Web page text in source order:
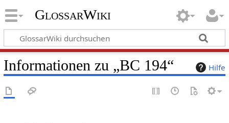
GlossarWiki
Hilfe
Informationen zu „BC 194“